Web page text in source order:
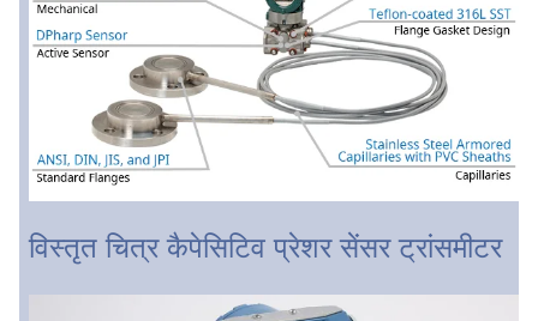
विस्तृत चित्र कैपेसिटिव प्रेशर सेंसर ट्रांसमीटर